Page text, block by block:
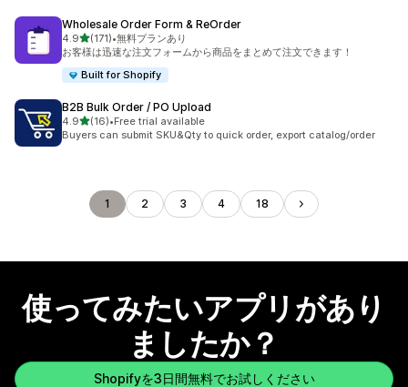
Wholesale Order Form & ReOrder
4.95つ星中
(171)
合計レビュー数：171件
•無料プランあり
お客様は迅速な注文フォームから商品をまとめて注文できます！
Built for Shopify
B2B Bulk Order / PO Upload
4.95つ星中
(16)
合計レビュー数：16件
•Free trial available
Buyers can submit SKU&Qty to quick order, export catalog/order
1 2 3 4 18
使ってみたいアプリがあり
ましたか？
Shopifyを3日間無料でお試しください